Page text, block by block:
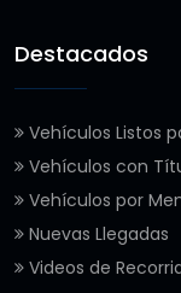
Destacados
Vehículos Listos
Vehículos con
Vehículos por
Nuevas Llegadas
Videos de